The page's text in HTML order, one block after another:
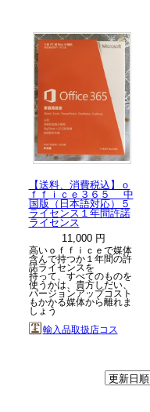
【送料、消費税込】ｏ
ｆｆｉｃｅ３６５ 中
国版（日本語対応）５
ライセンス１年間許諾
ライセンス
11,000 円
高いｏｆｆｉｃｅで媒体
含んで持つか１年間の許
諾ライセンスを
持って、すべてのものを
使うかは、貴方しだい、
バージョンアップコスト
もかかる媒体から離れま
しょう
輸入品取扱店コス